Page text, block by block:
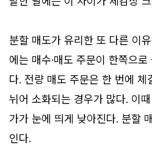
분할 매도가 유리한 또 다른 이
에는 매수·매도 주문이 한쪽으
다. 전량 매도 주문은 한 번에
뉘어 소화되는 경우가 많다. 이
가가 눈에 띄게 낮아진다. 분할
인다.